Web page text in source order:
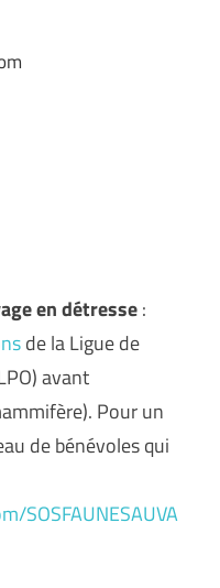
en détresse:
de la Ligue de
avant
Pour un
de bénévoles qui
SOSFAUNESAUVA